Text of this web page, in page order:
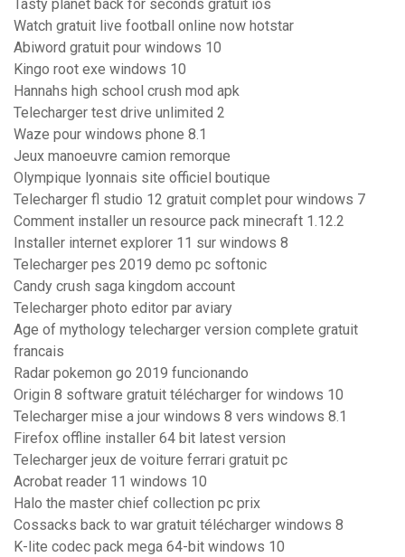
Tasty planet back for seconds gratuit ios
Watch gratuit live football online now hotstar
Abiword gratuit pour windows 10
Kingo root exe windows 10
Hannahs high school crush mod apk
Telecharger test drive unlimited 2
Waze pour windows phone 8.1
Jeux manoeuvre camion remorque
Olympique lyonnais site officiel boutique
Telecharger fl studio 12 gratuit complet pour windows 7
Comment installer un resource pack minecraft 1.12.2
Installer internet explorer 11 sur windows 8
Telecharger pes 2019 demo pc softonic
Candy crush saga kingdom account
Telecharger photo editor par aviary
Age of mythology telecharger version complete gratuit
francais
Radar pokemon go 2019 funcionando
Origin 8 software gratuit télécharger for windows 10
Telecharger mise a jour windows 8 vers windows 8.1
Firefox offline installer 64 bit latest version
Telecharger jeux de voiture ferrari gratuit pc
Acrobat reader 11 windows 10
Halo the master chief collection pc prix
Cossacks back to war gratuit télécharger windows 8
K-lite codec pack mega 64-bit windows 10